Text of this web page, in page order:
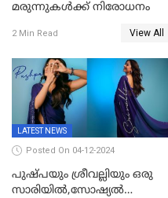
മരുന്നുകൾക്ക് നിരോധനം
2 Min Read View All
LATEST NEWS
Posted On 04-12-2024
പുഷ്പയും ശ്രീവല്ലിയും ഒരു
സാരിയിൽ,സോഷ്യൽ